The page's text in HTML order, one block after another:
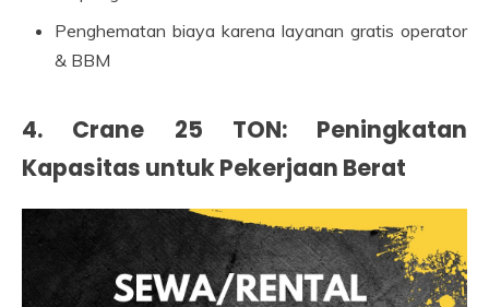
Penghematan biaya karena layanan gratis operator
& BBM
4. Crane 25 TON: Peningkatan
Kapasitas untuk Pekerjaan Berat